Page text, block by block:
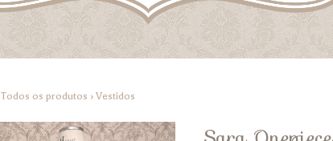
Todos os produtos › Vestidos